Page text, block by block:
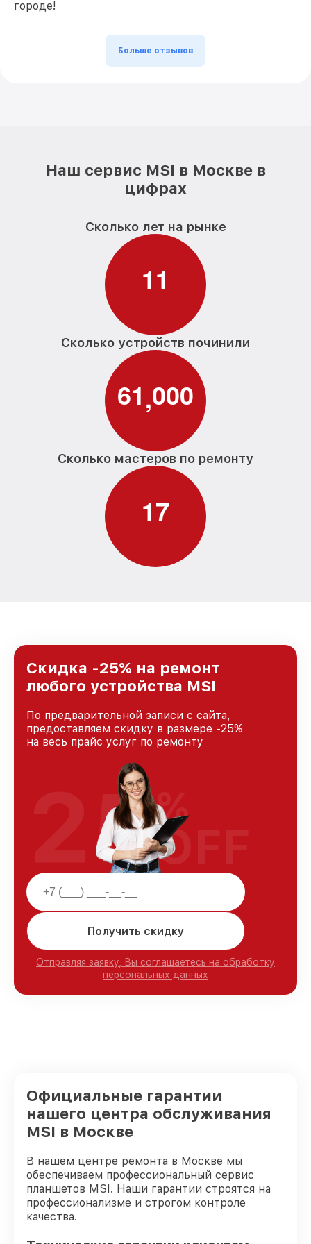
городе!
Больше отзывов
Наш сервис MSI в Москве в
цифрах
Сколько лет на рынке
11
Сколько устройств починили
61,000
Сколько мастеров по ремонту
17
Скидка -25% на ремонт
любого устройства MSI
По предварительной записи с сайта,
предоставляем скидку в размере -25%
на весь прайс услуг по ремонту
Получить скидку
Отправляя заявку, Вы соглашаетесь на обработку
персональных данных
25%
OFF
Официальные гарантии
нашего центра обслуживания
MSI в Москве
В нашем центре ремонта в Москве мы
обеспечиваем профессиональный сервис
планшетов MSI. Наши гарантии строятся на
профессионализме и строгом контроле
качества.